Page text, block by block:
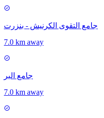
جامع التقوى الكرنيش - بنزرت
7.0 km away
جامع البر
7.0 km away